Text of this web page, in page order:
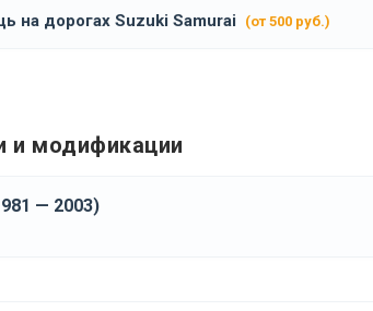
на дорогах Suzuki Samurai (от 500 руб.)
и модификации
— 2003)